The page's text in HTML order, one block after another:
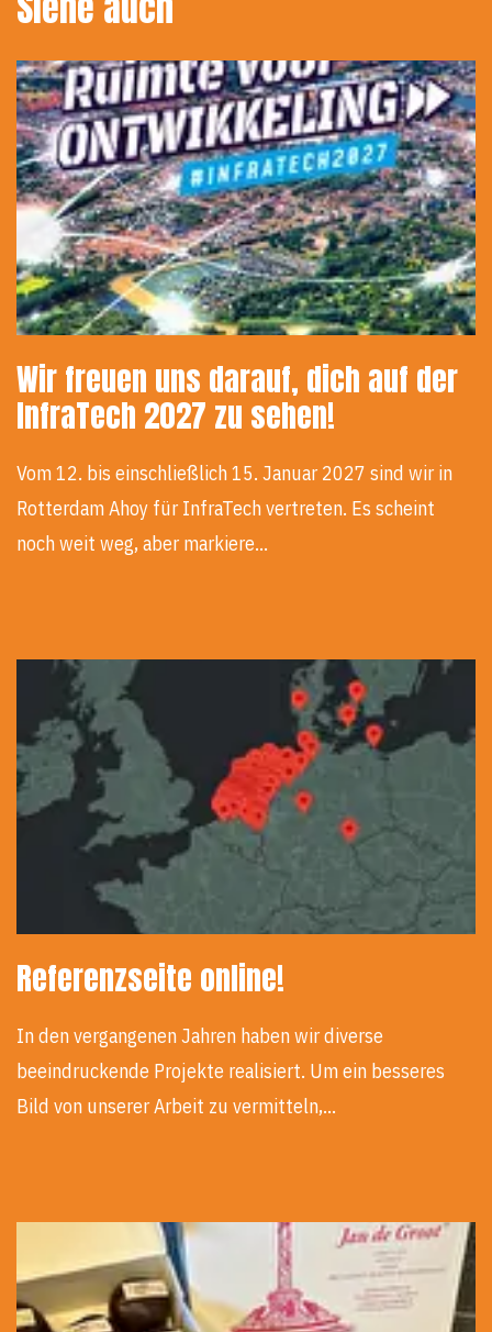
Wir freuen uns darauf, dich auf der
InfraTech 2027 zu sehen!
Vom 12. bis einschließlich 15. Januar 2027 sind wir in
Rotterdam Ahoy für InfraTech vertreten. Es scheint
noch weit weg, aber markiere…
Referenzseite online!
In den vergangenen Jahren haben wir diverse
beeindruckende Projekte realisiert. Um ein besseres
Bild von unserer Arbeit zu vermitteln,…